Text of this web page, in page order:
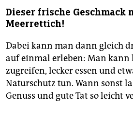
Dieser frische Geschmack
Meerrettich!
Dabei kann man dann gleich
auf einmal erleben: Man kann
zugreifen, lecker essen und
Naturschutz tun. Wann sonst
Genuss und gute Tat so leicht